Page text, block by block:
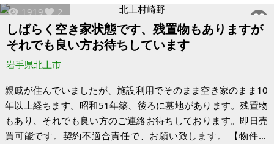
現況：空き家 年間固定資産税額：20,700円 1985年築【新耐震
基準） 土地評価額：321万3,000円 建物評価額：94万8,000円
※現状有姿、および公簿売買でのお取引きとな
1919 2
しばらく空き家状態です、残置物もありますが
それでも良い方お待ちしています
岩手県北上市
親戚が住んでいましたが、施設利用でそのまま空き家のまま10
年以上経ちます。昭和51年築、後ろに墓地があります。残置物
もあり、それでも良い方のご連絡お待ちしております。即日売
買可能です。契約不適合責任で、お願い致します。 【物件概